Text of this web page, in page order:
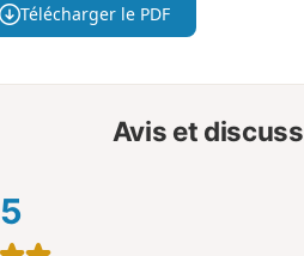
Télécharger le PDF
Avis et
5